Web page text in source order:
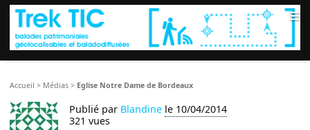
≡
Accueil > Médias > Eglise Notre Dame de Bordeaux
Publié par Blandine le 10/04/2014
321 vues